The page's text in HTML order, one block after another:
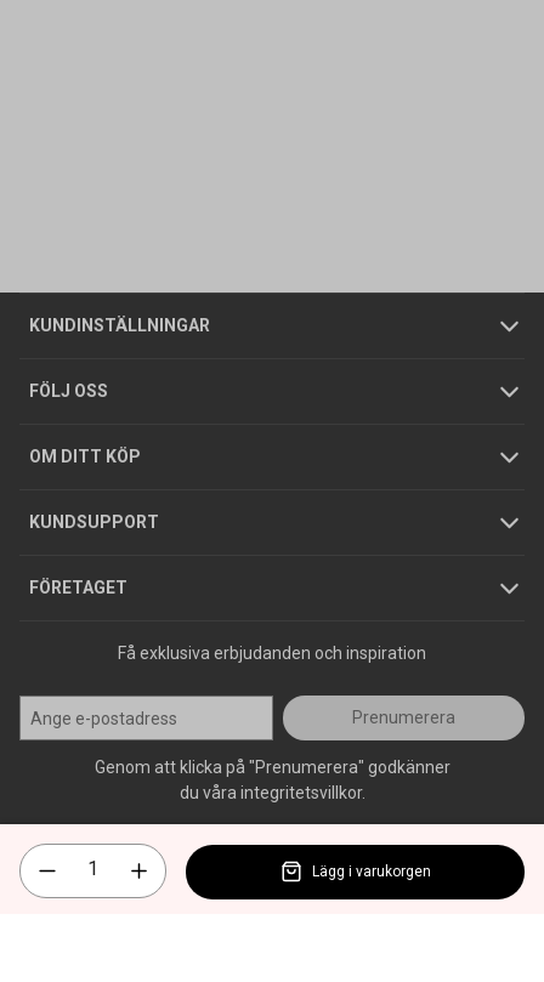
KUNDINSTÄLLNINGAR
Företagskund / Privatkund
FÖLJ OSS
OM DITT KÖP
Allmänna försäljningsvillkor
Integritetspolicy
GDPR
KUNDSUPPORT
Butiker
Foldrar och kataloger
Köpguider
Varumärken
FÖRETAGET
Om oss
Tjänster
Hållbarhet
Jobba hos oss
Press
Få exklusiva erbjudanden och inspiration
Prenumerera
Genom att klicka på "Prenumerera" godkänner
du våra integritetsvillkor.
Lägg i varukorgen